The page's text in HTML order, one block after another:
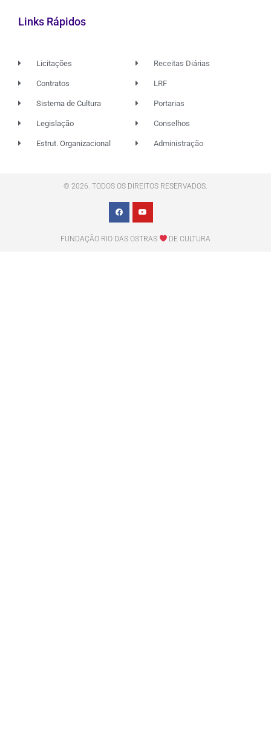
Links Rápidos
Licitações
Contratos
Sistema de Cultura
Legislação
Estrut. Organizacional
Receitas Diárias
LRF
Portarias
Conselhos
Administração
© 2026. TODOS OS DIREITOS RESERVADOS.
FUNDAÇÃO RIO DAS OSTRAS DE CULTURA